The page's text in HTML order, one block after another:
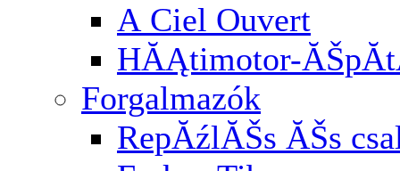
A Ciel Ouvert
HĂĄtimotor-
Forgalmazók
RepĂźlĂŠs ĂŠs